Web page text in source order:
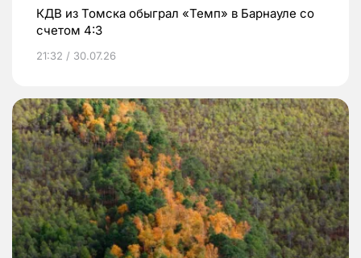
КДВ из Томска обыграл «Темп» в Барнауле со
счетом 4:3
21:32 / 30.07.26